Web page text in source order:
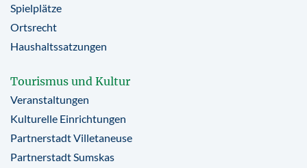
Spielplätze
Ortsrecht
Haushaltssatzungen
Tourismus und Kultur
Veranstaltungen
Kulturelle Einrichtungen
Partnerstadt Villetaneuse
Partnerstadt Sumskas